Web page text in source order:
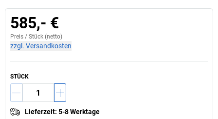
585,- €
Preis / Stück (netto)
zzgl. Versandkosten
STÜCK
Lieferzeit: 5-8 Werktage